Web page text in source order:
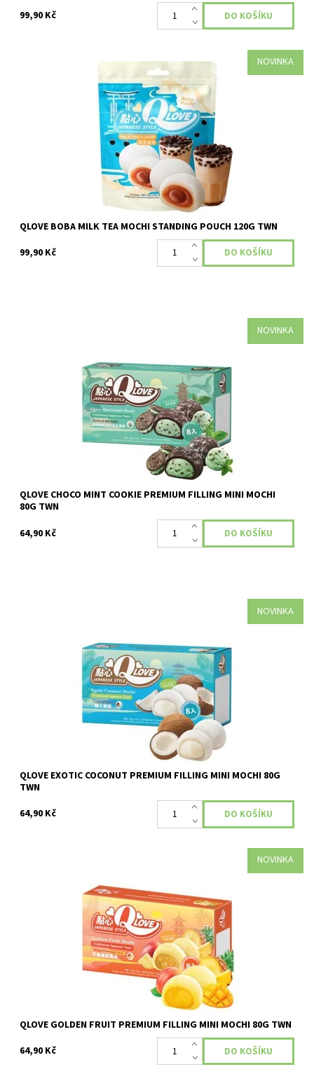
99,90 Kč
NOVINKA
Skladem
QLOVE BOBA MILK TEA MOCHI STANDING POUCH 120G TWN
99,90 Kč
NOVINKA
QLOVE CHOCO MINT COOKIE PREMIUM FILLING MINI MOCHI
80G TWN
64,90 Kč
NOVINKA
QLOVE EXOTIC COCONUT PREMIUM FILLING MINI MOCHI 80G
TWN
64,90 Kč
NOVINKA
Skladem
QLOVE GOLDEN FRUIT PREMIUM FILLING MINI MOCHI 80G TWN
64,90 Kč